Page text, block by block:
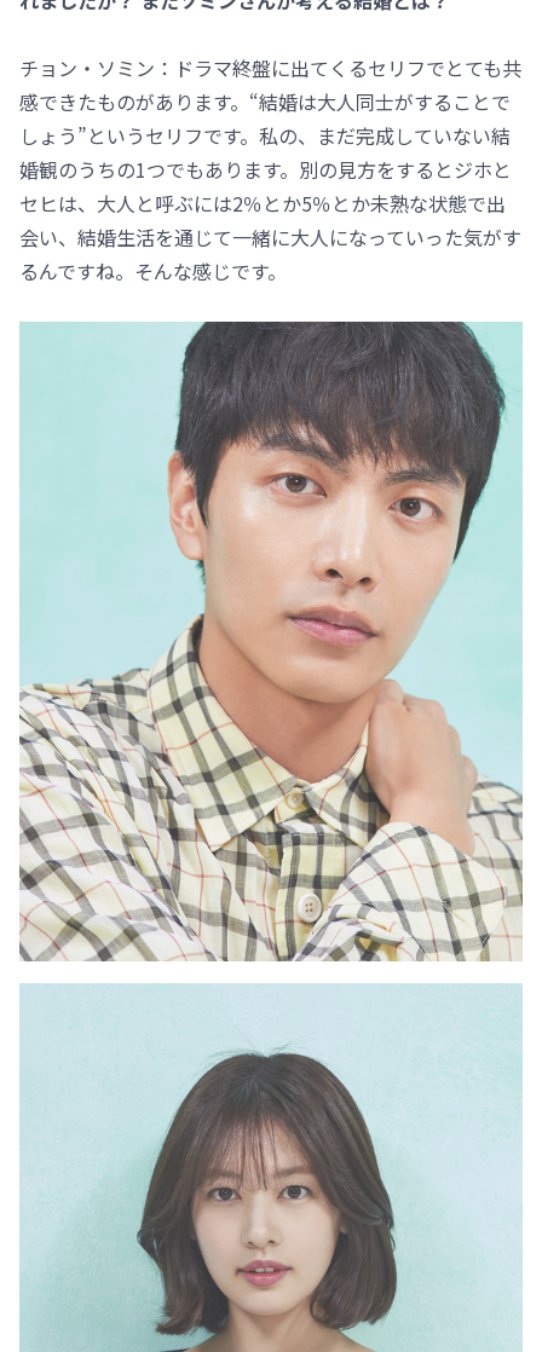
チョン・ソミン：ドラマ終盤に出てくるセリフでとても共
感できたものがあります。“結婚は大人同士がすることで
しょう”というセリフです。私の、まだ完成していない結
婚観のうちの1つでもあります。別の見方をするとジホと
セヒは、大人と呼ぶには2％とか5％とか未熟な状態で出
会い、結婚生活を通じて一緒に大人になっていった気がす
るんですね。そんな感じです。